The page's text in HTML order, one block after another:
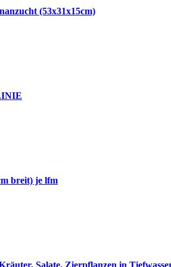
(53x31x15cm)
breit) je lfm
Salate, Zierpflanzen in